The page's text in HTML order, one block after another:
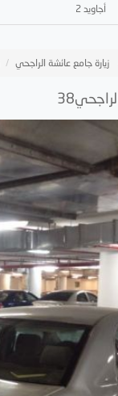
أجاويد 2
زيارة جامع عائشة الراجحي